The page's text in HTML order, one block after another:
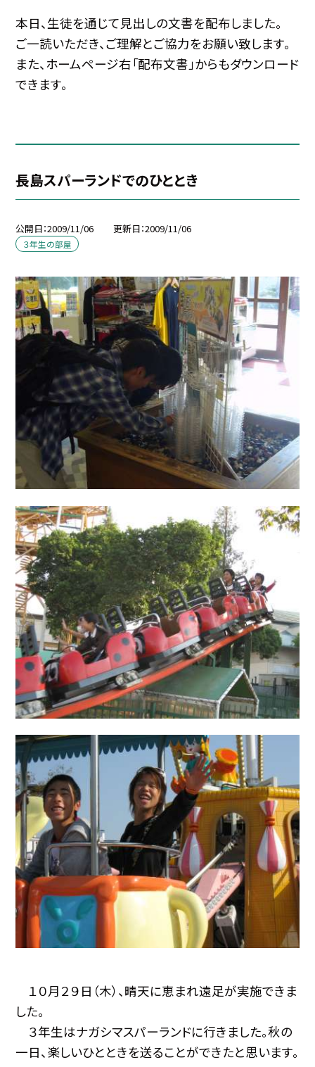
本日、生徒を通じて見出しの文書を配布しました。
ご一読いただき、ご理解とご協力をお願い致します。
また、ホームページ右「配布文書」からもダウンロード
できます。
長島スパーランドでのひととき
公開日 2009/11/06 更新日 2009/11/06
３年生の部屋
１０月２９日（木）、晴天に恵まれ遠足が実施できま
した。
３年生はナガシマスパーランドに行きました。秋の
一日、楽しいひとときを送ることができたと思います。